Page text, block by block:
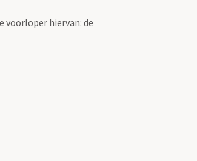
voorloper hiervan: de